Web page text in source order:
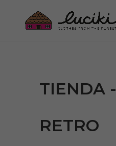
TIENDA -
RETRO